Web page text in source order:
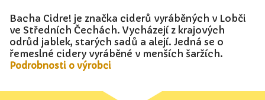
Bacha Cidre! je značka ciderů vyráběných v Lobči
ve Středních Čechách. Vycházejí z krajových
odrůd jablek, starých sadů a alejí. Jedná se o
řemeslné cidery vyráběné v menších šaržích.
Podrobnosti o výrobci